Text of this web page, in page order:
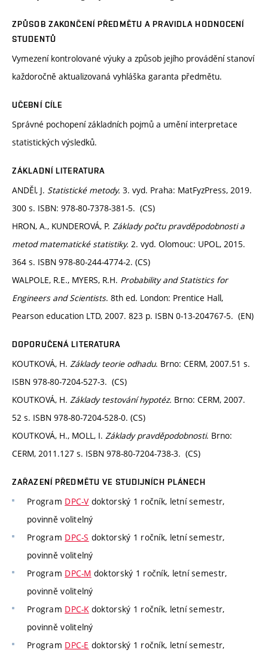
ZPŮSOB ZAKONČENÍ PŘEDMĚTU A PRAVIDLA HODNOCENÍ
STUDENTŮ
Vymezení kontrolované výuky a způsob jejího provádění stanoví
každoročně aktualizovaná vyhláška garanta předmětu.
UČEBNÍ CÍLE
Správné pochopení základních pojmů a umění interpretace
statistických výsledků.
ZÁKLADNÍ LITERATURA
ANDĚl, J. Statistické metody. 3. vyd. Praha: MatFyzPress, 2019.
300 s. ISBN: 978-80-7378-381-5. (CS)
HRON, A., KUNDEROVÁ, P. Základy počtu pravděpodobnosti a
metod matematické statistiky. 2. vyd. Olomouc: UPOL, 2015.
364 s. ISBN 978-80-244-4774-2. (CS)
WALPOLE, R.E., MYERS, R.H. Probability and Statistics for
Engineers and Scientists. 8th ed. London: Prentice Hall,
Pearson education LTD, 2007. 823 p. ISBN 0-13-204767-5. (EN)
DOPORUČENÁ LITERATURA
KOUTKOVÁ, H. Základy teorie odhadu. Brno: CERM, 2007.51 s.
ISBN 978-80-7204-527-3. (CS)
KOUTKOVÁ, H. Základy testování hypotéz. Brno: CERM, 2007.
52 s. ISBN 978-80-7204-528-0. (CS)
KOUTKOVÁ, H., MOLL, I. Základy pravděpodobnosti. Brno:
CERM, 2011.127 s. ISBN 978-80-7204-738-3. (CS)
ZAŘAZENÍ PŘEDMĚTU VE STUDIJNÍCH PLÁNECH
Program DPC-V doktorský 1 ročník, letní semestr,
povinně volitelný
Program DPC-S doktorský 1 ročník, letní semestr,
povinně volitelný
Program DPC-M doktorský 1 ročník, letní semestr,
povinně volitelný
Program DPC-Kdoktorský 1 ročník, letní semestr,
povinně volitelný
Program DPC-E doktorský 1 ročník, letní semestr,